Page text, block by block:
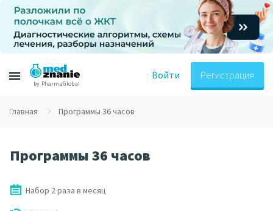
by PharmaGlobal
Войти Регистрация
Главная Программы 36 часов
Программы 36 часов
Набор 2 раза в месяц